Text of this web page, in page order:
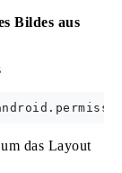
Bildes aus
das Layout